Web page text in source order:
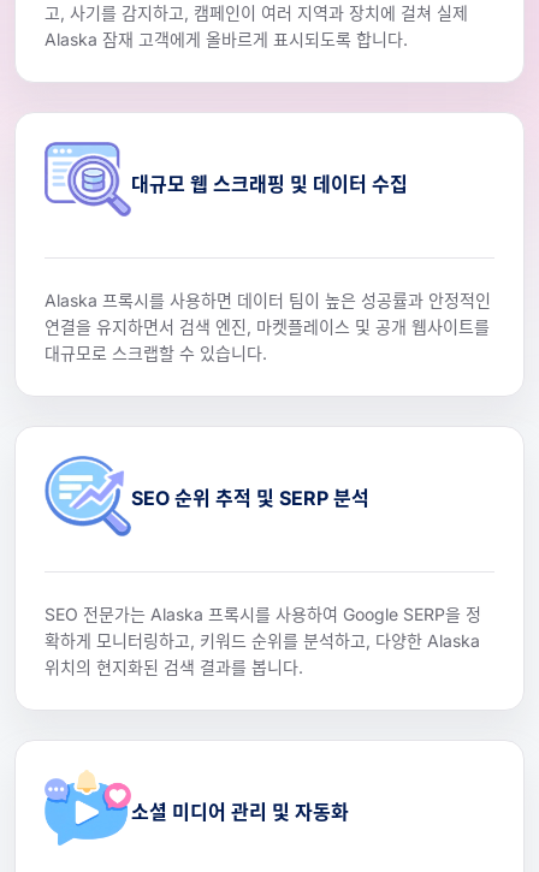
고, 사기를 감지하고, 캠페인이 여러 지역과 장치에 걸쳐 실제
Alaska 잠재 고객에게 올바르게 표시되도록 합니다.
대규모 웹 스크래핑 및 데이터 수집
Alaska 프록시를 사용하면 데이터 팀이 높은 성공률과 안정적인
연결을 유지하면서 검색 엔진, 마켓플레이스 및 공개 웹사이트를
대규모로 스크랩할 수 있습니다.
SEO 순위 추적 및 SERP 분석
SEO 전문가는 Alaska 프록시를 사용하여 Google SERP을 정
확하게 모니터링하고, 키워드 순위를 분석하고, 다양한 Alaska
위치의 현지화된 검색 결과를 봅니다.
소셜 미디어 관리 및 자동화